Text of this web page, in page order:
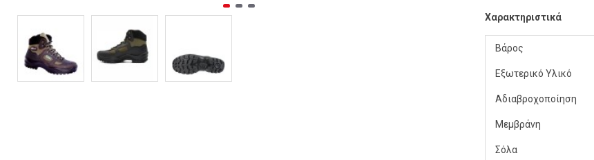
Χαρακτηριστικά
Βάρος
Εξωτερικό Υλικό
Αδιαβροχοποίηση
Μεμβράνη
Σόλα